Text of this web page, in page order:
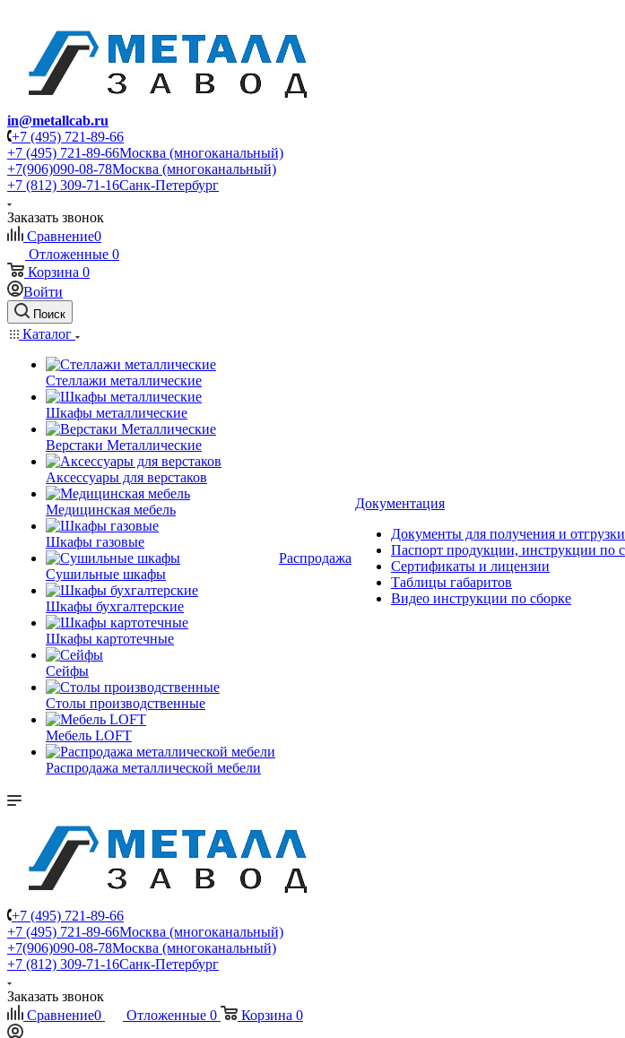
in@metallcab.ru
+7 (495) 721-89-66
+7 (495) 721-89-66Москва (многоканальный)
+7(906)090-08-78Москва (многоканальный)
+7 (812) 309-71-16Санк-Петербург
Заказать звонок
Сравнение0
Отложенные 0
Корзина 0
Войти
Поиск
Каталог
Стеллажи металлические
Шкафы металлические
Верстаки Металлические
Аксессуары для верстаков
Медицинская мебель
Шкафы газовые
Сушильные шкафы
Шкафы бухгалтерские
Шкафы картотечные
Сейфы
Столы производственные
Мебель LOFT
Распродажа металлической мебели
Распродажа
Документация
Документы для получения и
Паспорт продукции, инструкции по
Сертификаты и лицензии
Таблицы габаритов
Видео инструкции по сборке
+7 (495) 721-89-66
+7 (495) 721-89-66Москва (многоканальный)
+7(906)090-08-78Москва (многоканальный)
+7 (812) 309-71-16Санк-Петербург
Заказать звонок
Сравнение0 Отложенные 0 Корзина 0